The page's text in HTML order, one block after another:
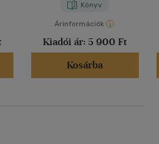
Könyv
Árinformációk
Kiadói ár: 5 900 Ft
Kosárba